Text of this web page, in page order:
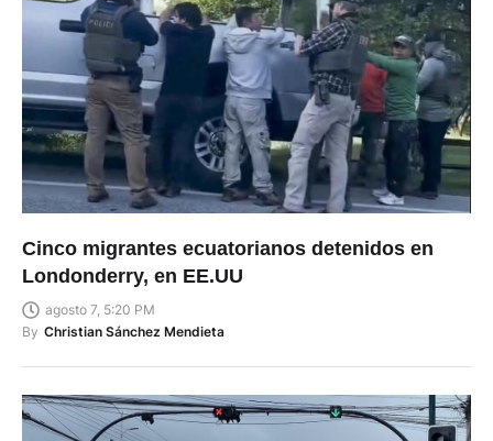
Cinco migrantes ecuatorianos detenidos en
Londonderry, en EE.UU
agosto 7, 5:20 PM
By Christian Sánchez Mendieta